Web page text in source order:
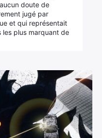
doute de
jugé par
et qui représentait
plus marquant de